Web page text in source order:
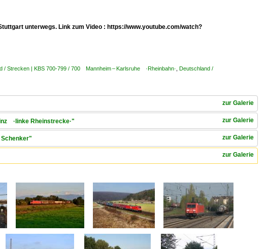
unterwegs. Link zum Video : https://www.youtube.com/watch?
/ Strecken | KBS 700-799 / 700 Mannheim – Karlsruhe ·Rheinbahn· Deutschland /
zur Galerie
zur Galerie
·linke Rheinstrecke·"
zur Galerie
zur Galerie